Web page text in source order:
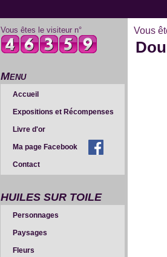
Vous êtes le visiteur n°
Menu
Accueil
Expositions et Récompenses
Livre d'or
Ma page Facebook
Contact
HUILES SUR TOILE
Personnages
Paysages
Fleurs
Vous